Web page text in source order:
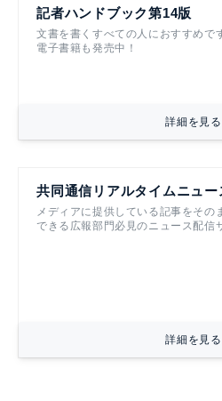
記者ハンドブック第14版
文書を書くすべての人におすすめで
電子書籍も発売中！
詳細を見る
共同通信リアルタイムニュー
メディアに提供している記事をその
できる広報部門必見のニュース配信
詳細を見る